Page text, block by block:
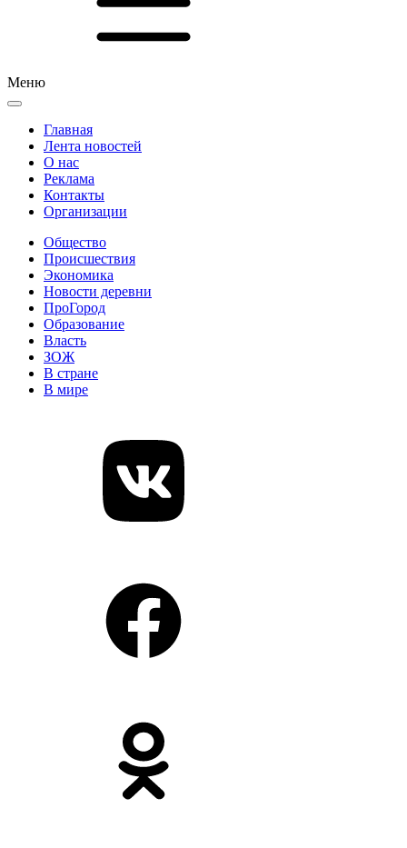
Меню
Главная
Лента новостей
О нас
Реклама
Контакты
Организации
Общество
Происшествия
Экономика
Новости деревни
ПроГород
Образование
Власть
ЗОЖ
В стране
В мире